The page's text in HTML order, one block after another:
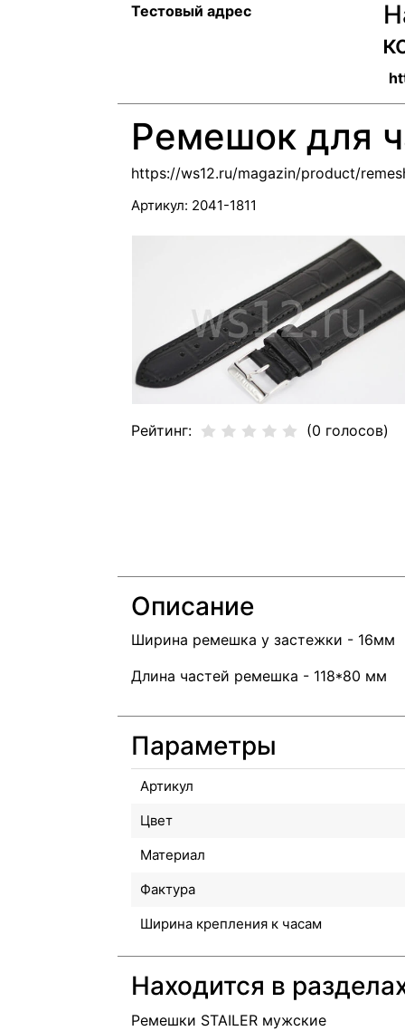
Тестовый адрес
Ремешок для
https://ws12.ru/magazin/product/
Артикул: 2041-1811
Рейтинг: (0 голосов)
Описание
Ширина ремешка у застежки - 16мм
Длина частей ремешка - 118*80 мм
Параметры
Артикул
Цвет
Материал
Фактура
Ширина крепления к часам
Находится в
Ремешки STAILER мужские